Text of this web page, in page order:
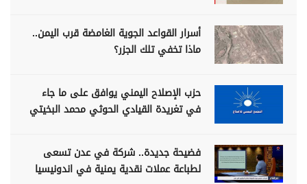
أسرار القواعد الجوية الغامضة قرب اليمن..
ماذا تخفي تلك الجزر؟
حزب الإصلاح اليمني يوافق على ما جاء
في تغريدة القيادي الحوثي محمد البخيتي
فضيحة جديدة.. شركة في عدن تسعى
لطباعة عملات نقدية يمنية في اندونيسيا